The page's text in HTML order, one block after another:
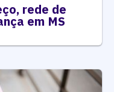
rede de
em MS